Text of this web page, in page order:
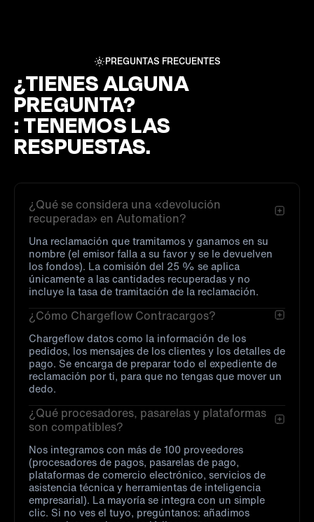
PREGUNTAS FRECUENTES
¿TIENES ALGUNA
PREGUNTA?
: TENEMOS LAS
RESPUESTAS.
¿Qué se considera una «devolución
recuperada» en Automation?
Una reclamación que tramitamos y ganamos en su
nombre (el emisor falla a su favor y se le devuelven
los fondos). La comisión del 25 % se aplica
únicamente a las cantidades recuperadas y no
incluye la tasa de tramitación de la reclamación.
¿Cómo Chargeflow Contracargos?
Chargeflow datos como la información de los
pedidos, los mensajes de los clientes y los detalles de
pago. Se encarga de preparar todo el expediente de
reclamación por ti, para que no tengas que mover un
dedo.
¿Qué procesadores, pasarelas y plataformas
son compatibles?
Nos integramos con más de 100 proveedores
(procesadores de pagos, pasarelas de pago,
plataformas de comercio electrónico, servicios de
asistencia técnica y herramientas de inteligencia
empresarial). La mayoría se integra con un simple
clic. Si no ves el tuyo, pregúntanos: añadimos